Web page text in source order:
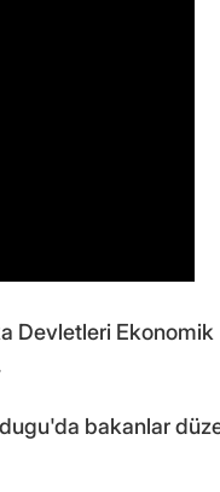
Devletleri Ekonomik
bakanlar